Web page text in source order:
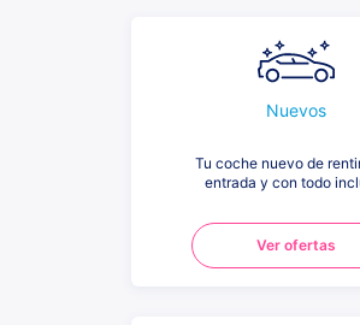
Nuevos
Tu coche nuevo de
entrada y con todo
Ver ofertas